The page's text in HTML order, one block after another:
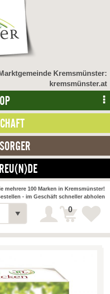
Kremsmünster:
kremsmünster.at
Alle Webseiten
mehrere 100 Marken in Kremsmünster!
- im Geschäft schneller abholen
0
Detail
Detail